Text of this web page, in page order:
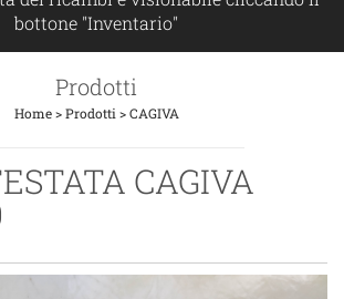
bottone "Inventario"
Prodotti
Home>Prodotti >CAGIVA
CAGIVA